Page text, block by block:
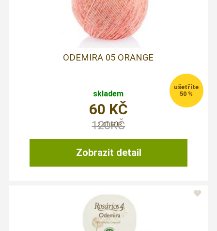
ODEMIRA 05 ORANGE
skladem
Zobrazit detail
60 KČ
2,41 EUR
50 %
120KČ